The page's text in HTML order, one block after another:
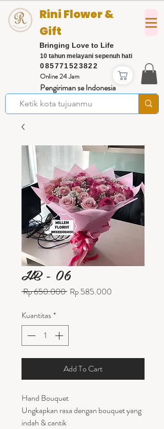
085771523822
Rini Flower &
Gift
Bringing Love to Life
Online 24 Jam
Pengiriman se Indonesia
10 tahun melayani sepenuh hati
HB - 06
Rp 650.000 Harga
Rp 585.000
Kuantitas*
Add To Cart
Hand Bouquet
Ungkapkan rasa dengan bouquet yang
indah & cantik